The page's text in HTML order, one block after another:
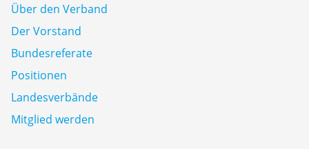
Über den Verband
Der Vorstand
Bundesreferate
Positionen
Landesverbände
Mitglied werden